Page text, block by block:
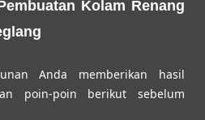
Kolam Renang
Anda memberikan hasil
poin-poin berikut sebelum